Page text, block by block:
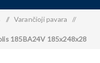
/ Varančioji pavara /
185BA24V 185x248x28